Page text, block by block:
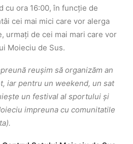
cu ora 16:00, în funcție de
cei mai mici care vor alerga
urmați de cei mai mari care vor
Moieciu de Sus.
reușim să organizăm an
iar pentru un weekend, un sat
un festival al sportului și
impreuna cu comunitatile